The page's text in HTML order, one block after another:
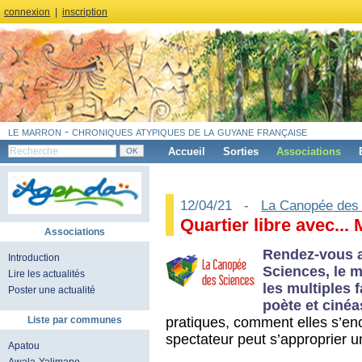
connexion inscription
le marron - chroniques atypiques de la guyane française
Accueil Sorties Associations
Associations
Introduction
Lire les actualités
Poster une actualité
Liste par communes
Apatou
12/04/21 - La Canopée
Quartier libre avec...
Rendez-vous
Sciences, le
les multiples
poète et
pratiques, comment elles
spectateur peut s’approprier